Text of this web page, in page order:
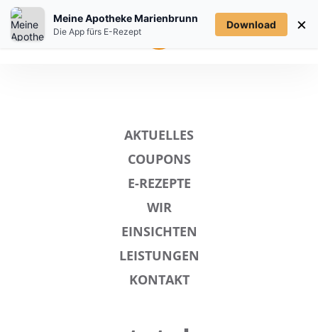
MENÜ
AKTUELLES
COUPONS
E-REZEPTE
WIR
EINSICHTEN
LEISTUNGEN
KONTAKT
Meine Apotheke Marienbrunn
Die App fürs E-Rezept
Download ×